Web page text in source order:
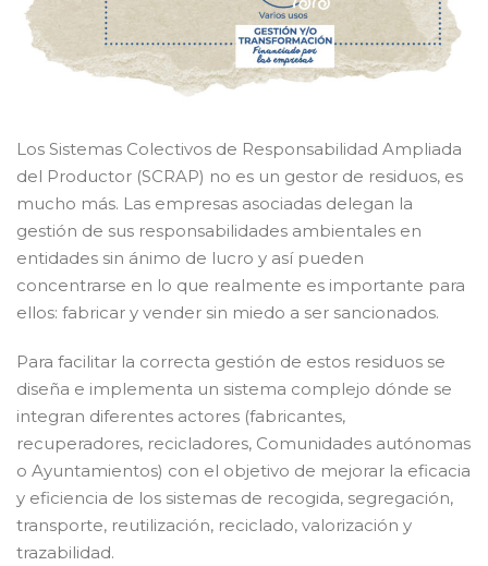
Los Sistemas Colectivos de Responsabilidad Ampliada
del Productor (SCRAP) no es un gestor de residuos, es
mucho más. Las empresas asociadas delegan la
gestión de sus responsabilidades ambientales en
entidades sin ánimo de lucro y así pueden
concentrarse en lo que realmente es importante para
ellos: fabricar y vender sin miedo a ser sancionados.
Para facilitar la correcta gestión de estos residuos se
diseña e implementa un sistema complejo dónde se
integran diferentes actores (fabricantes,
recuperadores, recicladores, Comunidades autónomas
o Ayuntamientos) con el objetivo de mejorar la eficacia
y eficiencia de los sistemas de recogida, segregación,
transporte, reutilización, reciclado, valorización y
trazabilidad.